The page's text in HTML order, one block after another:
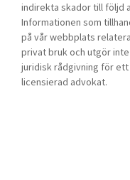
indirekta skador till följd
Informationen som
på vår webbplats
privat bruk och utgör
juridisk rådgivning för
licensierad advokat.